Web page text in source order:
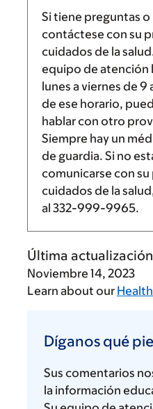
Si tiene preguntas
contáctese con su
cuidados de la
equipo de atención
lunes a viernes de 9
de ese horario,
hablar con otro
Siempre hay un
de guardia. Si no
comunicarse con
cuidados de la
al 332-999-9965.
Última actualización
Noviembre 14, 2023
Learn about our
qué
piensa
Díganos qué
Sus comentarios
la información